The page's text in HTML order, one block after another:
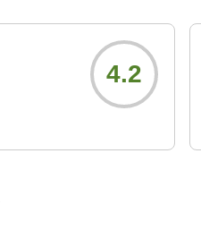
4.2